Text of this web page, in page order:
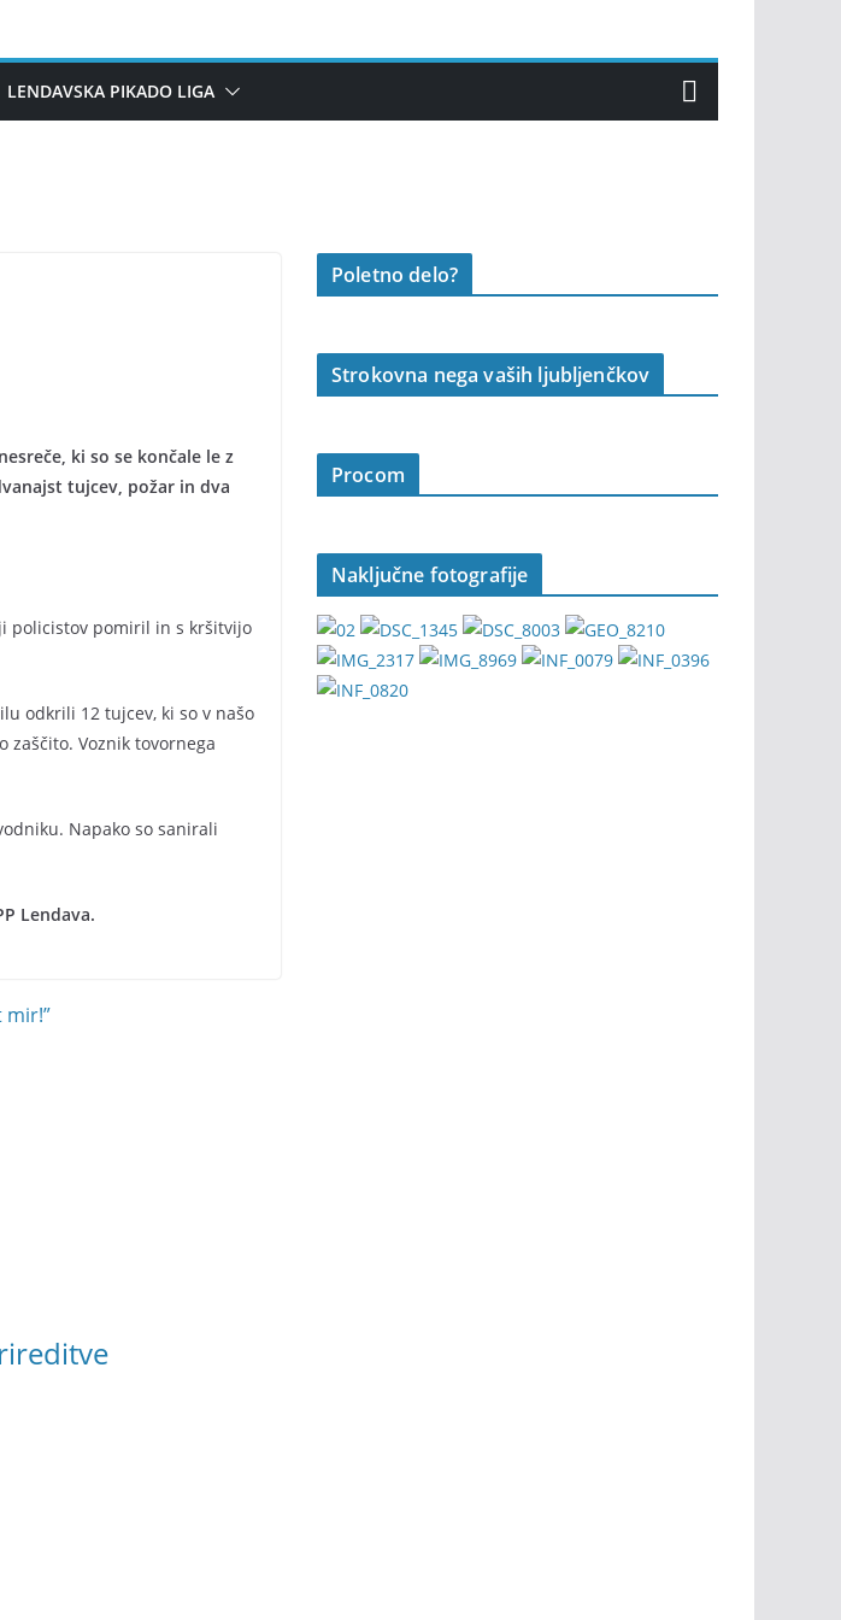
LENDAVSKA PIKADO LIGA
ki so se končale le z
tujcev, požar in dva
policistov pomiril in s kršitvijo
odkrili 12 tujcev, ki so v našo
Voznik tovornega
Napako so sanirali
Lendava.
mir!”
Poletno delo?
Strokovna nega vaših ljubljenčkov
Procom
Naključne fotografije